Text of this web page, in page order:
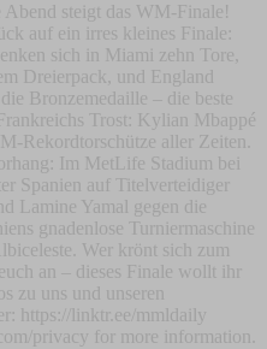
Abend steigt das WM-Finale!
auf ein irres kleines Finale:
sich in Miami zehn Tore,
Dreierpack, und England
Bronzemedaille – die beste
Trost: Kylian Mbappé
Rekordtorschütze aller Zeiten.
Im MetLife Stadium bei
Spanien auf Titelverteidiger
Lamine Yamal gegen die
gnadenlose Turniermaschine
Wer krönt sich zum
an – dieses Finale wollt ihr
zu uns und unseren
https://linktr.ee/mmldaily
privacy for more information.